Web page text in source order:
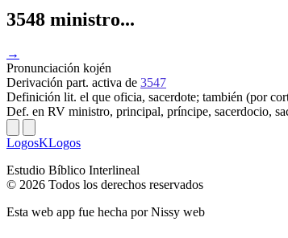
3548 ministro...
→
Pronunciación kojén
Derivación part. activa de 3547
Definición lit. el que oficia, sacerdote; también (por
Def. en RV ministro, principal, príncipe, sacerdocio,
LogosKLogos
Estudio Bíblico Interlineal
© 2026 Todos los derechos reservados
Esta web app fue hecha porNissy web